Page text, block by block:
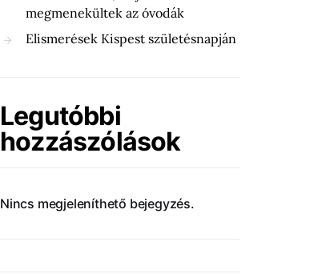
megmenekültek az óvodák
Elismerések Kispest születésnapján
Legutóbbi
hozzászólások
Nincs megjeleníthető bejegyzés.